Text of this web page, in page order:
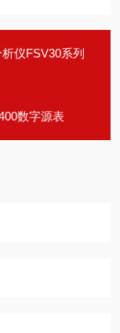
仪FSV30系列
数字源表